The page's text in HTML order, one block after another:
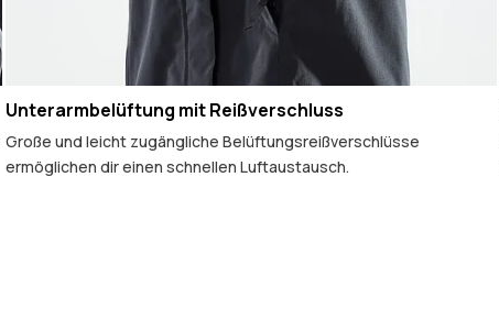
Unterarmbelüftung mit Reißverschluss
Große und leicht zugängliche Belüftungsreißverschlüsse
ermöglichen dir einen schnellen Luftaustausch.